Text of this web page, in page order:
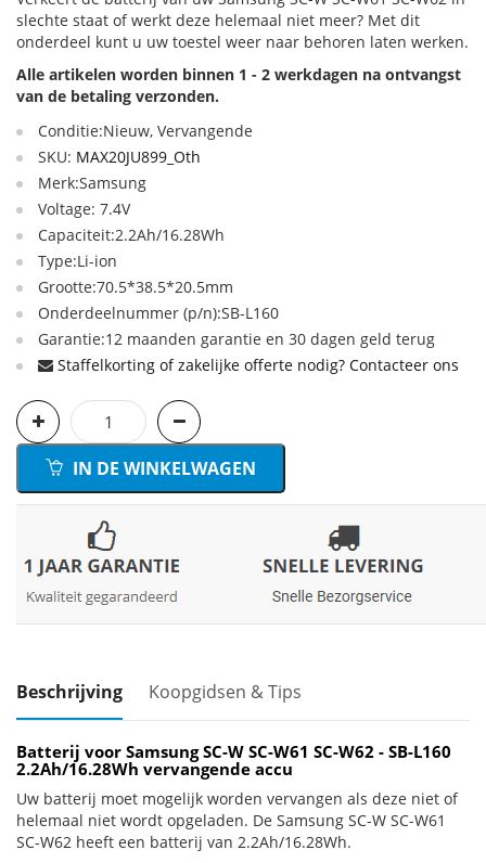
slechte staat of werkt deze helemaal niet meer? Met dit
onderdeel kunt u uw toestel weer naar behoren laten werken.
Alle artikelen worden binnen 1 - 2 werkdagen na ontvangst
van de betaling verzonden.
Conditie:Nieuw, Vervangende
SKU: MAX20JU899_Oth
Merk:Samsung
Voltage: 7.4V
Capaciteit:2.2Ah/16.28Wh
Type:Li-ion
Grootte:70.5*38.5*20.5mm
Onderdeelnummer (p/n):SB-L160
Garantie:12 maanden garantie en 30 dagen geld terug
Staffelkorting of zakelijke offerte nodig? Contacteer ons
IN DE WINKELWAGEN
Beschrijving Koopgidsen & Tips
Batterij voor Samsung SC-W SC-W61 SC-W62 - SB-L160
2.2Ah/16.28Wh vervangende accu
Uw batterij moet mogelijk worden vervangen als deze niet of
helemaal niet wordt opgeladen. De Samsung SC-W SC-W61
SC-W62 heeft een batterij van 2.2Ah/16.28Wh.